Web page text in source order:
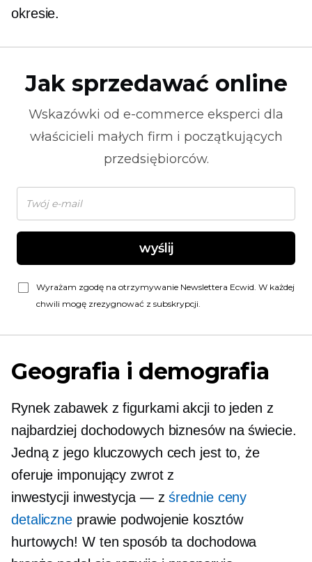
okresie.
Jak sprzedawać online
Wskazówki od e-commerce eksperci dla
właścicieli małych firm i początkujących
przedsiębiorców.
wyślij
Wyrażam zgodę na otrzymywanie Newslettera Ecwid. W każdej
chwili mogę zrezygnować z subskrypcji.
Geografia i demografia
Rynek zabawek z figurkami akcji to jeden z
najbardziej dochodowych biznesów na świecie.
Jedną z jego kluczowych cech jest to, że
oferuje imponujący zwrot z
inwestycji inwestycja — z średnie ceny
detaliczne prawie podwojenie kosztów
hurtowych! W ten sposób ta dochodowa